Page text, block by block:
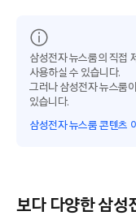
삼성전자 뉴스룸의 직접
사용하실 수 있습니다.
그러나 삼성전자 뉴스룸
있습니다.
삼성전자 뉴스룸 콘텐츠
보다 다양한 삼성